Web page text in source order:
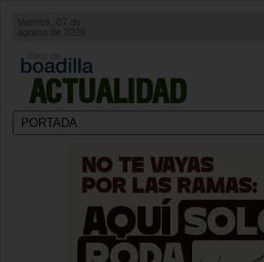
ACTUALIDAD
agosto de 2026